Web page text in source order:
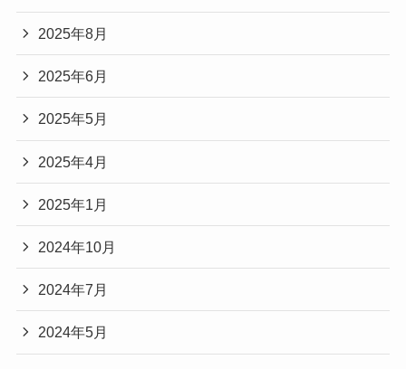
2025年8月
2025年6月
2025年5月
2025年4月
2025年1月
2024年10月
2024年7月
2024年5月